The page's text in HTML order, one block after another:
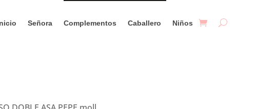
Señora Complementos Caballero Niños